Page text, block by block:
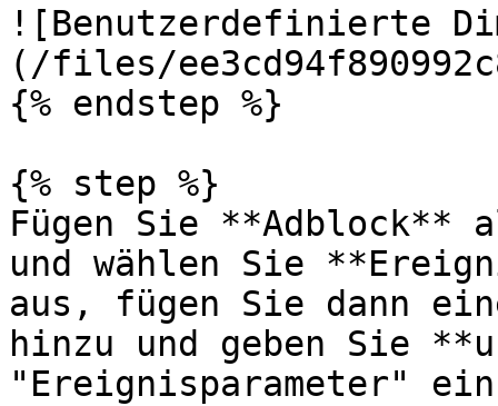
![Benutzerdefinierte
(/files/
{% endstep %}
{% step %}
Fügen Sie **Adblock**
und wählen Sie
aus, fügen Sie dann
hinzu und geben Sie
"Ereignisparameter"